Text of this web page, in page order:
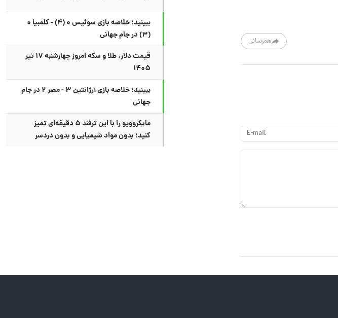
همرسانی
ببینید؛ خلاصه بازی سوئیس ۰ (۴) - کلمبیا ۰
(۳) در جام جهانی
قیمت دلار، طلا و سکه امروز چهارشنبه ۱۷ تیر
۱۴۰۵
ببینید؛ خلاصه بازی آرژانتین ۳ - مصر ۲ در جام
جهانی
مایکروویو را با این ترفند ۵ دقیقه‌ای تمیز
کنید؛ بدون مواد شیمیایی و بدون دردسر